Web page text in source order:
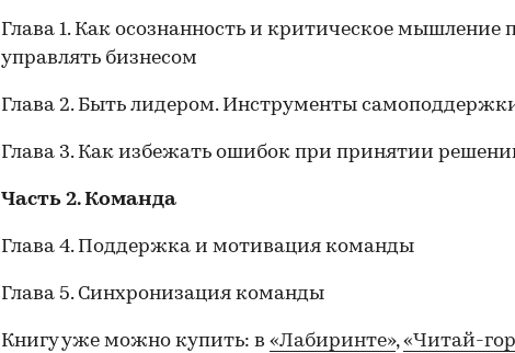
Глава 1. Как осознанность и критическое мышление
управлять бизнесом
Глава 2. Быть лидером. Инструменты
Глава 3. Как избежать ошибок при принятии
Часть 2. Команда
Глава 4. Поддержка и мотивация команды
Глава 5. Синхронизация команды
Книгу уже можно купить: в «Лабиринте»,«Читай-